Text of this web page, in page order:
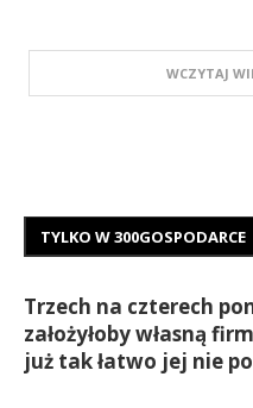
WCZYTAJ
TYLKO W 300GOSPODARCE
Trzech na czterech
założyłoby własną
już tak łatwo jej nie